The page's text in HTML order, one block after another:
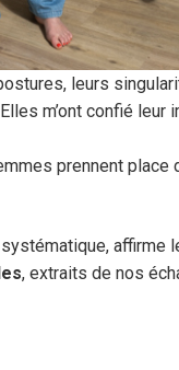
leurs
m’ont confié leur
prennent place
affirme
, extraits de nos